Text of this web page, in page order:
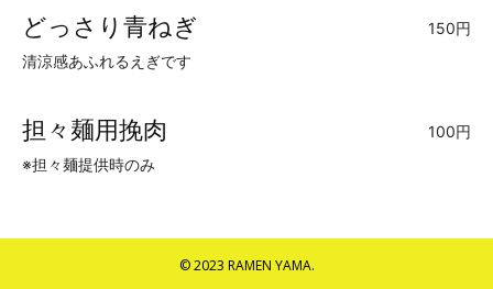
どっさり青ねぎ
150円
清涼感あふれるえぎです
担々麺用挽肉
100円
※担々麺提供時のみ
© 2023 RAMEN YAMA.